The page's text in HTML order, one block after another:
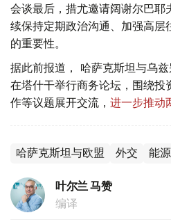
会谈最后，措尤邀请阔谢尔巴耶
续保持定期政治沟通、加强高层
的重要性。
据此前报道， 哈萨克斯坦与乌
在塔什干举行商务论坛，围绕投
作等议题展开交流， 进一步推动
哈萨克斯坦与欧盟 外交 能源
叶尔兰 马赞
编译